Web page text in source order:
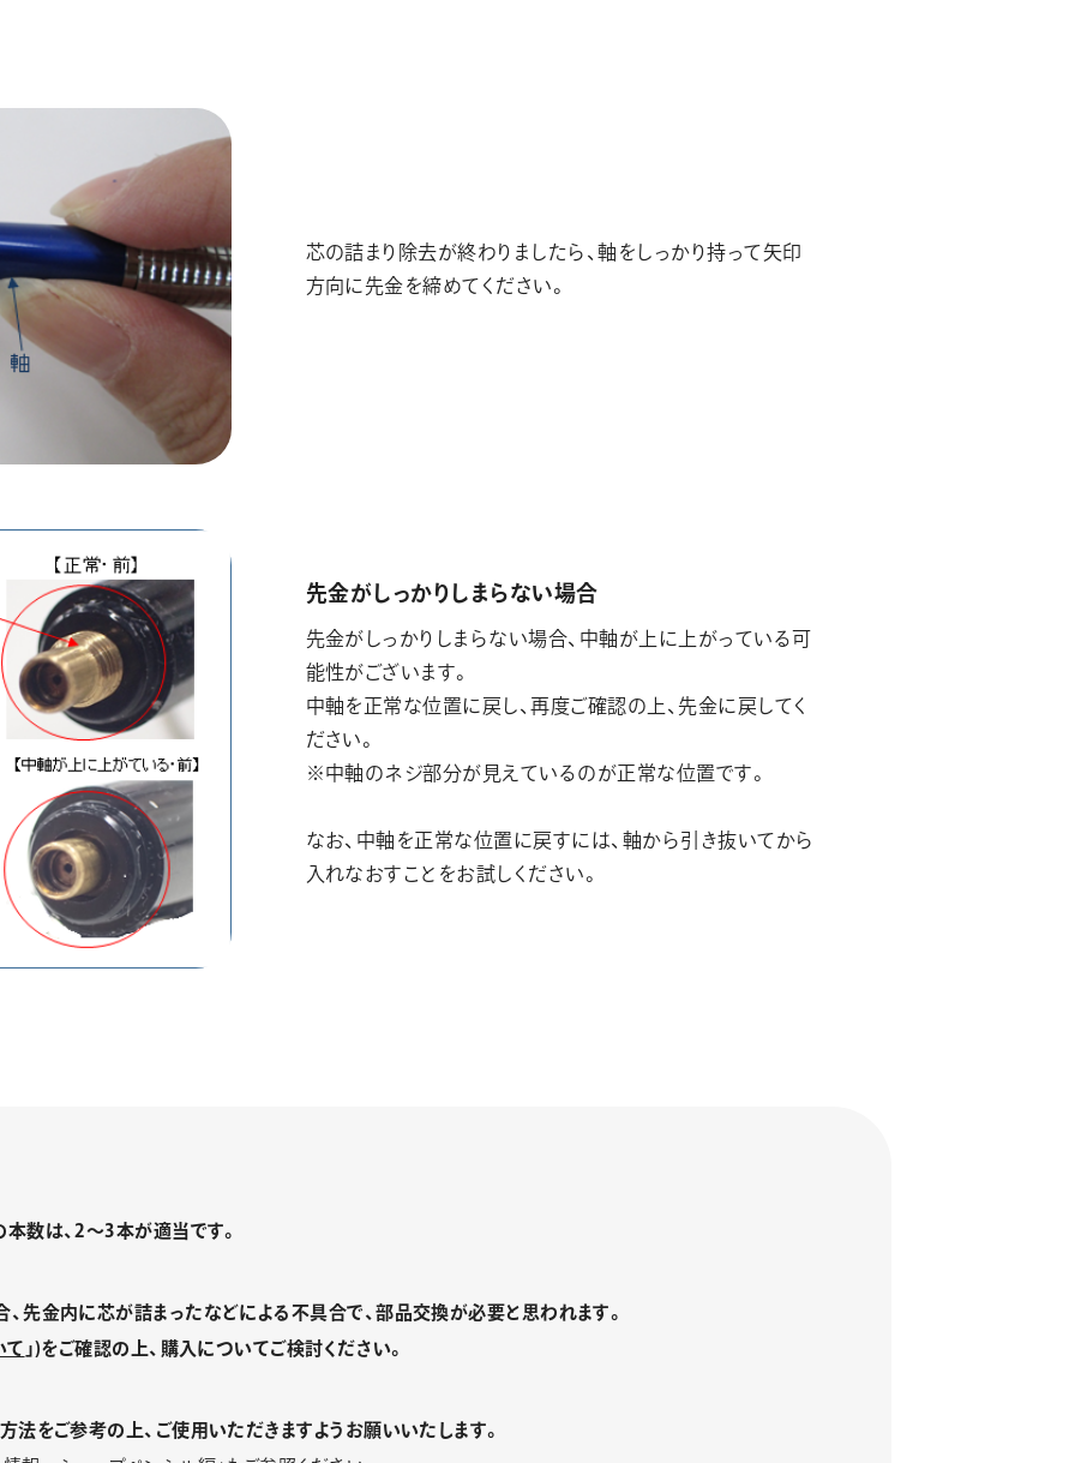
芯の詰まり除去が終わりましたら、軸をしっかり持って矢印
方向に先金を締めてください。
先金がしっかりしまらない場合
先金がしっかりしまらない場合、中軸が上に上がっている可
能性がございます。
中軸を正常な位置に戻し、再度ご確認の上、先金に戻してく
ださい。
※中軸のネジ部分が見えているのが正常な位置です。
なお、中軸を正常な位置に戻すには、軸から引き抜いてから
入れなおすことをお試しください。
数は、2～3本が適当です。
先金内に芯が詰まったなどによる不具合で、部品交換が必要と思われます。
て 」)をご確認の上、購入についてご検討ください。
法をご参考の上、ご使用いただきますようお願いいたします。